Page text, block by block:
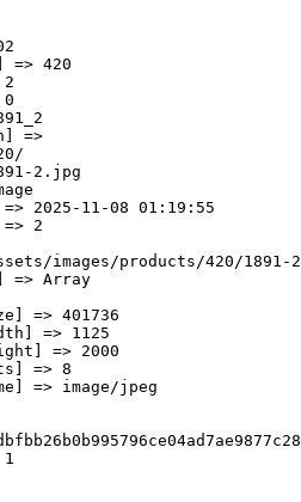
=> 420
2
0
=>
2.jpg
2025-11-08 01:19:55
=> 2
images/products/420/1891-
=> Array
=> 401736
=> 1125
=> 2000
=> 8
=> image/jpeg
1